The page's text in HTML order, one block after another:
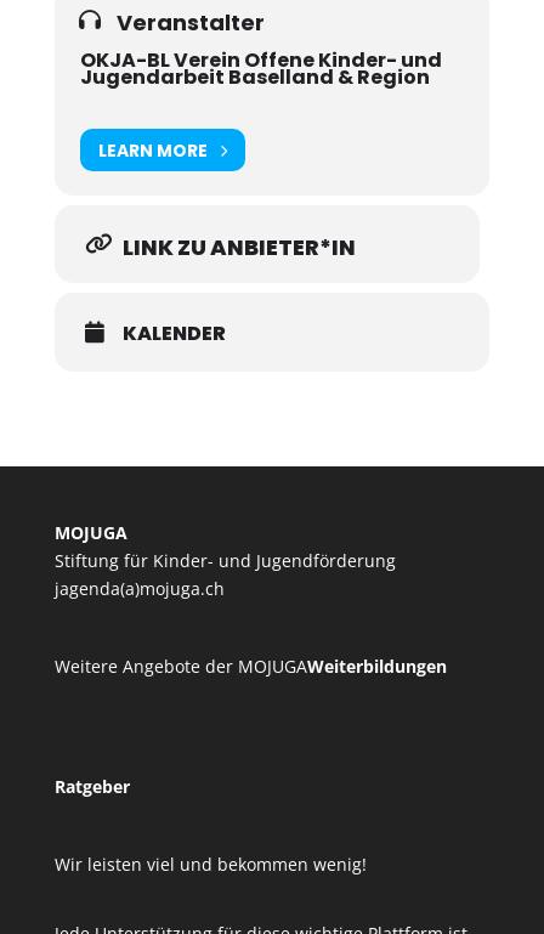
Veranstalter
OKJA-BL Verein Offene Kinder- und
Jugendarbeit Baselland & Region
LEARN MORE
LINK ZU ANBIETER*IN
KALENDER
MOJUGA
Stiftung für Kinder- und Jugendförderung
jagenda(a)mojuga.ch
Weitere Angebote der MOJUGAWeiterbildungen
Ratgeber
Wir leisten viel und bekommen wenig!